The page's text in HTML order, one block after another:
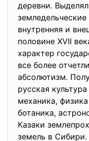
деревни.
внутренняя и
половине XVII
характер
все более
абсолютизм.
русская
механика,
ботаника,
Казаки
земель в Сибири.